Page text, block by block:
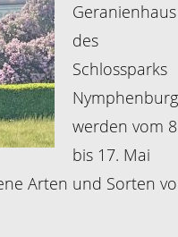
Geranienhaus
des
Schlossparks
Nymphenburg
werden vom
bis 17. Mai
Arten und Sorten